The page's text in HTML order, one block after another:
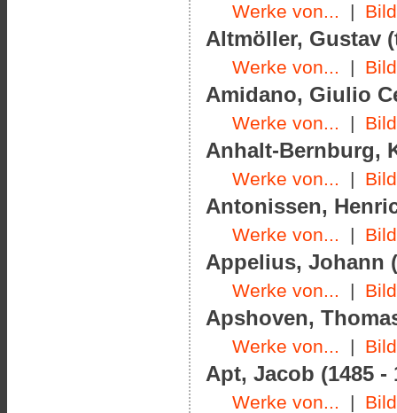
Werke von... |
Altmöller, Gustav
Werke von... |
Amidano, Giulio
Werke von... |
Anhalt-Bernburg,
Werke von... |
Antonissen,
Werke von... |
Appelius, Johann
Werke von... |
Apshoven,
Werke von... |
Apt, Jacob (1485 -
Werke von... |